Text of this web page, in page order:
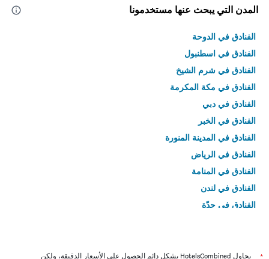
المدن التي يبحث عنها مستخدمونا
الفنادق في الدوحة
الفنادق في اسطنبول
الفنادق في شرم الشيخ
الفنادق في مكة المكرمة
الفنادق في دبي
الفنادق في الخبر
الفنادق في المدينة المنورة
الفنادق في الرياض
الفنادق في المنامة
الفنادق في لندن
الفنادق في جدّة
يحاول HotelsCombined بشكل دائم الحصول على الأسعار الدقيقة، ولكن